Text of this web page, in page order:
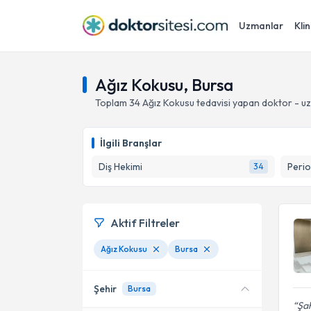
Uzmanlar
Ağız Kokusu, Bursa
Toplam 34Ağız Kokusu tedavisi yapan doktor -
İlgili Branşlar
Diş Hekimi
34
Aktif Filtreler
Ağız Kokusu Bursa
Şehir Bursa